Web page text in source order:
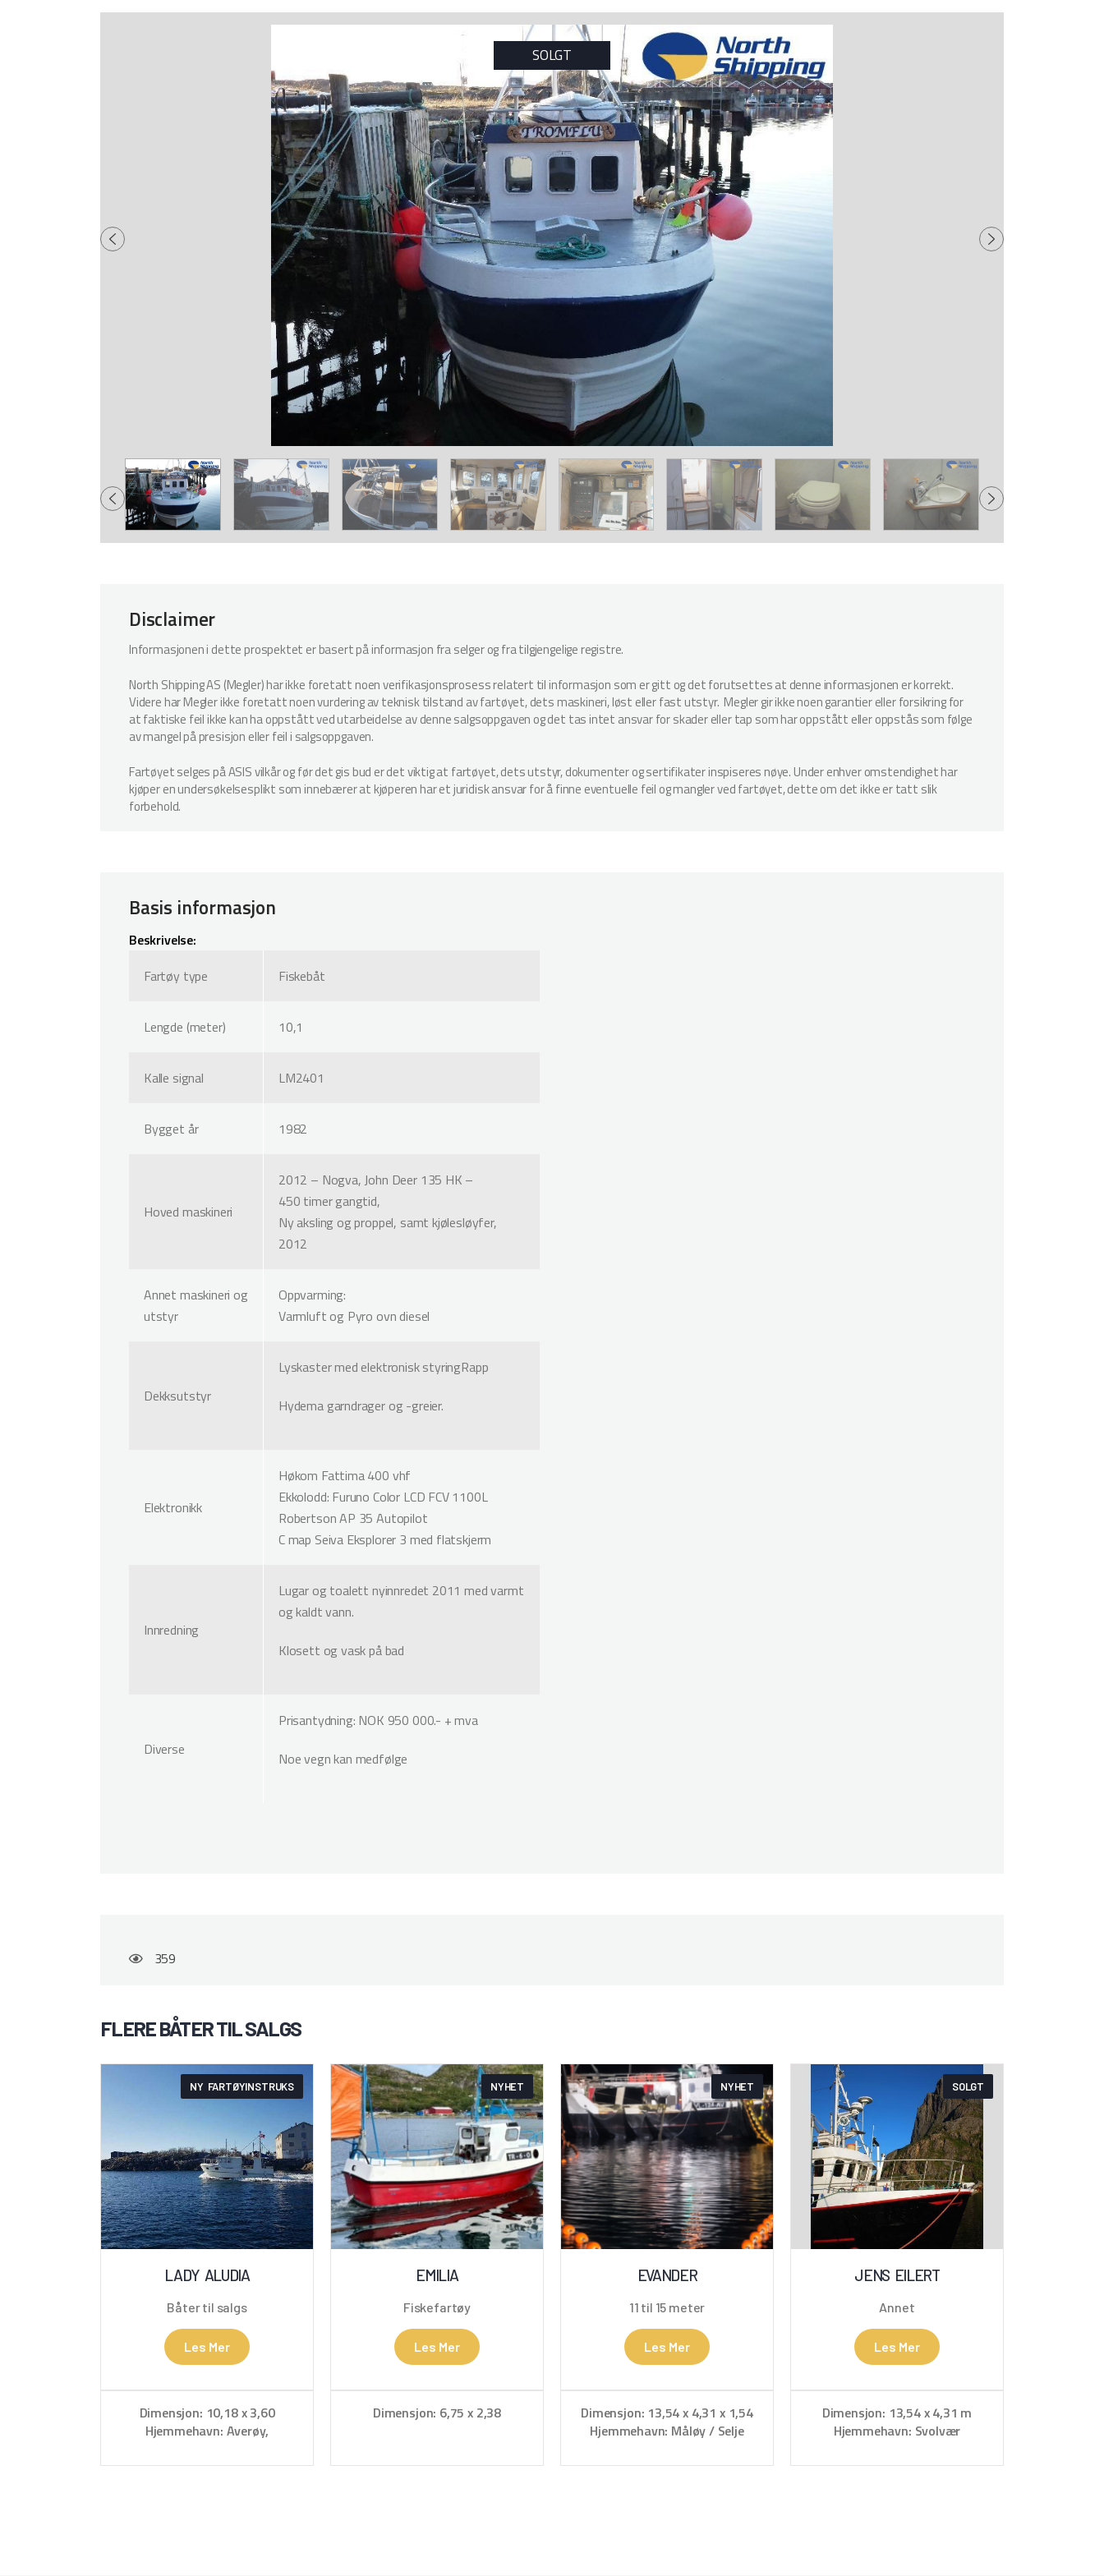
SOLGT
Disclaimer
Informasjonen i dette prospektet er basert på informasjon fra selger og fra tilgjengelige registre.
North Shipping AS (Megler) har ikke foretatt noen verifikasjonsprosess relatert til informasjon som er gitt og det forutsettes at denne informasjonen er korrekt.
Videre har Megler ikke foretatt noen vurdering av teknisk tilstand av fartøyet, dets maskineri, løst eller fast utstyr. Megler gir ikke noen garantier eller forsikring for
at faktiske feil ikke kan ha oppstått ved utarbeidelse av denne salgsoppgaven og det tas intet ansvar for skader eller tap som har oppstått eller oppstås som følge
av mangel på presisjon eller feil i salgsoppgaven.
Fartøyet selges på ASIS vilkår og før det gis bud er det viktig at fartøyet, dets utstyr, dokumenter og sertifikater inspiseres nøye. Under enhver omstendighet har
kjøper en undersøkelsesplikt som innebærer at kjøperen har et juridisk ansvar for å finne eventuelle feil og mangler ved fartøyet, dette om det ikke er tatt slik
forbehold.
Basis informasjon
Beskrivelse:
Fartøy type
Fiskebåt
Lengde (meter) 10,1
Kalle signal LM2401
Bygget år 1982
Hoved maskineri
2012 – Nogva, John Deer 135 HK –
450 timer gangtid,
Ny aksling og proppel, samt kjølesløyfer,
2012
Annet maskineri og
utstyr
Oppvarming:
Varmluft og Pyro ovn diesel
Dekksutstyr
Lyskaster med elektronisk styringRapp
Hydema garndrager og -greier.
Elektronikk
Høkom Fattima 400 vhf
Ekkolodd: Furuno Color LCD FCV 1100L
Robertson AP 35 Autopilot
C map Seiva Eksplorer 3 med flatskjerm
Innredning
Lugar og toalett nyinnredet 2011 med varmt
og kaldt vann.
Klosett og vask på bad
Diverse
Prisantydning: NOK 950 000.- + mva
Noe vegn kan medfølge
359
FLERE BÅTER TIL SALGS
NY FARTØYINSTRUKS
LADY ALUDIA
Båter til salgs
Les Mer
Dimensjon: 10,18 x 3,60
Hjemmehavn: Averøy,
NYHET
EMILIA
Fiskefartøy
Les Mer
Dimensjon: 6,75 x 2,38
NYHET
EVANDER
11 til 15 meter
Les Mer
Dimensjon: 13,54 x 4,31 x 1,54
Hjemmehavn: Måløy / Selje
SOLGT
JENS EILERT
Annet
Les Mer
Dimensjon: 13,54 x 4,31 m
Hjemmehavn: Svolvær